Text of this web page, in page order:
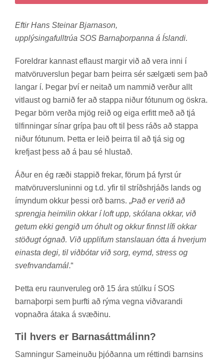
Eftir Hans Steinar Bjarnason,
upplýsingafulltrúa SOS Barnaþorpanna á Íslandi.
For­eldr­ar kann­ast ef­laust marg­ir við að vera inni í
mat­vöru­versl­un þeg­ar barn þeirra sér sæl­gæti sem það
lang­ar í. Þeg­ar því er neit­að um namm­ið verð­ur allt
vit­laust og barn­ið fer að stappa nið­ur fót­un­um og öskra.
Þeg­ar börn verða mjög reið og eiga erfitt með að tjá
til­finn­ing­ar sín­ar grípa þau oft til þess ráðs að stappa
nið­ur fót­un­um. Þetta er leið þeirra til að tjá sig og
krefjast þess að á þau sé hlustað.
Áður en ég ræði stapp­ið frek­ar, för­um þá fyrst úr
mat­vöru­versl­un­inni og t.d. yfir til stríðs­hrjáðs lands og
ímynd­um okk­ur þessi orð barns. „Það er verið að
sprengja heimilin okkar í loft upp, skólana okkar, við
getum ekki gengið um óhult og okkur finnst lífi okkar
stöðugt ógnað. Við upplifum stanslauan ótta á hverjum
einasta degi, til viðbótar við sorg, eymd, stress og
svefnvandamál.“
Þetta eru raun­veru­leg orð 15 ára stúlku í SOS
barna­þorpi sem þurfti að rýma vegna við­var­andi
vopn­aðra átaka á svæð­inu.
Til hvers er Barna­sátt­mál­inn?
Samn­ing­ur Sam­ein­uðu þjóð­anna um rétt­indi barns­ins